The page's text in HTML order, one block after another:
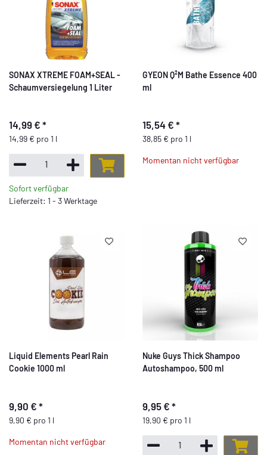
SONAX XTREME FOAM+SEAL -
Schaumversiegelung 1 Liter
14,99 € *
14,99 € pro 1 l
Sofort verfügbar
Lieferzeit: 1 - 3 Werktage
GYEON Q²M Bathe Essence 400
ml
15,54 € *
38,85 € pro 1 l
Momentan nicht verfügbar
Liquid Elements Pearl Rain
Cookie 1000 ml
9,90 € *
9,90 € pro 1 l
Momentan nicht verfügbar
Nuke Guys Thick Shampoo
Autoshampoo, 500 ml
9,95 € *
19,90 € pro 1 l